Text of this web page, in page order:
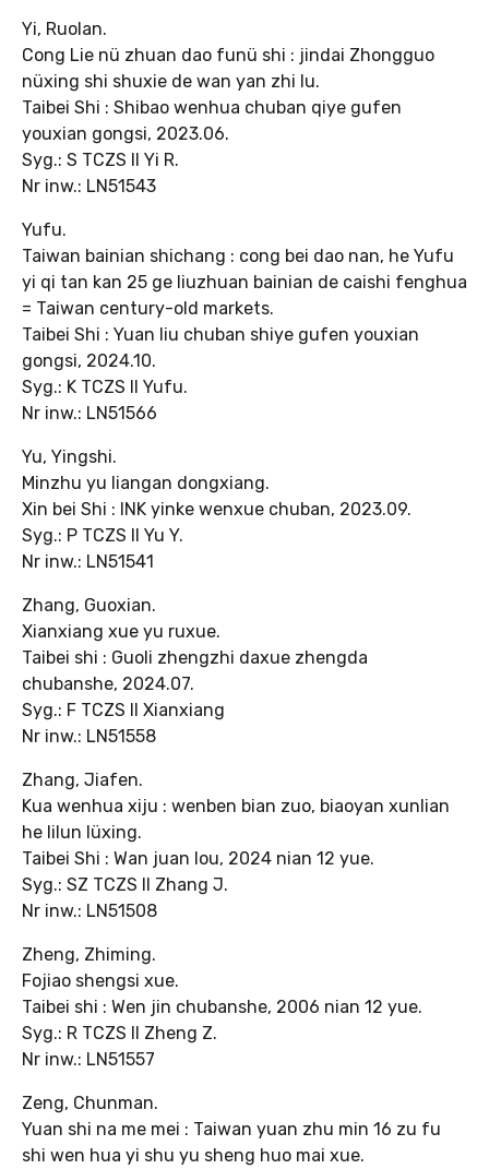
Yi, Ruolan.
Cong Lie nü zhuan dao funü shi : jindai Zhongguo
nüxing shi shuxie de wan yan zhi lu.
Taibei Shi : Shibao wenhua chuban qiye gufen
youxian gongsi, 2023.06.
Syg.: S TCZS II Yi R.
Nr inw.: LN51543
Yufu.
Taiwan bainian shichang : cong bei dao nan, he Yufu
yi qi tan kan 25 ge liuzhuan bainian de caishi fenghua
= Taiwan century-old markets.
Taibei Shi : Yuan liu chuban shiye gufen youxian
gongsi, 2024.10.
Syg.: K TCZS II Yufu.
Nr inw.: LN51566
Yu, Yingshi.
Minzhu yu liangan dongxiang.
Xin bei Shi : INK yinke wenxue chuban, 2023.09.
Syg.: P TCZS II Yu Y.
Nr inw.: LN51541
Zhang, Guoxian.
Xianxiang xue yu ruxue.
Taibei shi : Guoli zhengzhi daxue zhengda
chubanshe, 2024.07.
Syg.: F TCZS II Xianxiang
Nr inw.: LN51558
Zhang, Jiafen.
Kua wenhua xiju : wenben bian zuo, biaoyan xunlian
he lilun lüxing.
Taibei Shi : Wan juan lou, 2024 nian 12 yue.
Syg.: SZ TCZS II Zhang J.
Nr inw.: LN51508
Zheng, Zhiming.
Fojiao shengsi xue.
Taibei shi : Wen jin chubanshe, 2006 nian 12 yue.
Syg.: R TCZS II Zheng Z.
Nr inw.: LN51557
Zeng, Chunman.
Yuan shi na me mei : Taiwan yuan zhu min 16 zu fu
shi wen hua yi shu yu sheng huo mai xue.